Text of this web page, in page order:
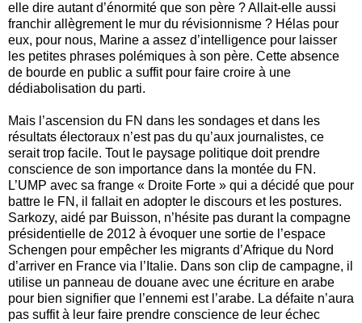
elle dire autant d’énormité que son père ? Allait-elle aussi
franchir allègrement le mur du révisionnisme ? Hélas pour
eux, pour nous, Marine a assez d’intelligence pour laisser
les petites phrases polémiques à son père. Cette absence
de bourde en public a suffit pour faire croire à une
dédiabolisation du parti.
Mais l’ascension du FN dans les sondages et dans les
résultats électoraux n’est pas du qu’aux journalistes, ce
serait trop facile. Tout le paysage politique doit prendre
conscience de son importance dans la montée du FN.
L’UMP avec sa frange « Droite Forte » qui a décidé que pour
battre le FN, il fallait en adopter le discours et les postures.
Sarkozy, aidé par Buisson, n’hésite pas durant la compagne
présidentielle de 2012 à évoquer une sortie de l’espace
Schengen pour empêcher les migrants d’Afrique du Nord
d’arriver en France via l’Italie. Dans son clip de campagne, il
utilise un panneau de douane avec une écriture en arabe
pour bien signifier que l’ennemi est l’arabe. La défaite n’aura
pas suffit à leur faire prendre conscience de leur échec